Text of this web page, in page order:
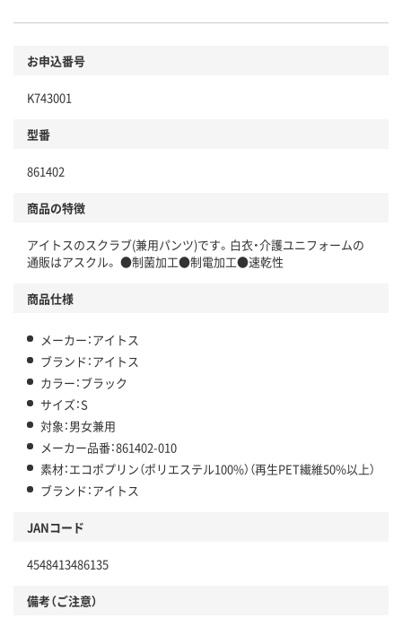
お申込番号
K743001
型番
861402
商品の特徴
アイトスのスクラブ(兼用パンツ)です。白衣・介護ユニフォームの
通販はアスクル。 ●制菌加工●制電加工●速乾性
商品仕様
メーカー：アイトス
ブランド：アイトス
カラー：ブラック
サイズ：S
対象：男女兼用
メーカー品番：861402-010
素材：エコポプリン（ポリエステル100%）（再生PET繊維50%以上）
ブランド：アイトス
JANコード
4548413486135
備考（ご注意）